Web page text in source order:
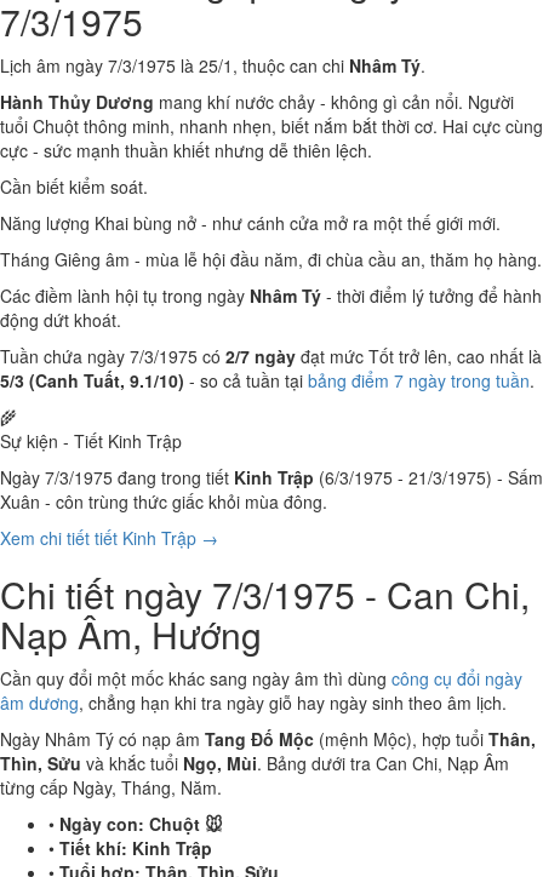
7/3/1975
Lịch âm ngày 7/3/1975 là 25/1, thuộc can chi Nhâm Tý.
Hành Thủy Dương mang khí nước chảy - không gì cản nổi. Người
tuổi Chuột thông minh, nhanh nhẹn, biết nắm bắt thời cơ. Hai cực cùng
cực - sức mạnh thuần khiết nhưng dễ thiên lệch.
Cần biết kiểm soát.
Năng lượng Khai bùng nở - như cánh cửa mở ra một thế giới mới.
Tháng Giêng âm - mùa lễ hội đầu năm, đi chùa cầu an, thăm họ hàng.
Các điềm lành hội tụ trong ngày Nhâm Tý - thời điểm lý tưởng để hành
động dứt khoát.
Tuần chứa ngày 7/3/1975 có 2/7 ngày đạt mức Tốt trở lên, cao nhất là
5/3 (Canh Tuất, 9.1/10) - so cả tuần tại bảng điểm 7 ngày trong tuần.
🌾
Sự kiện - Tiết Kinh Trập
Ngày 7/3/1975 đang trong tiết Kinh Trập (6/3/1975 - 21/3/1975) - Sấm
Xuân - côn trùng thức giấc khỏi mùa đông.
Xem chi tiết tiết Kinh Trập →
Chi tiết ngày 7/3/1975 - Can Chi,
Nạp Âm, Hướng
Cần quy đổi một mốc khác sang ngày âm thì dùng công cụ đổi ngày
âm dương, chẳng hạn khi tra ngày giỗ hay ngày sinh theo âm lịch.
Ngày Nhâm Tý có nạp âm Tang Đố Mộc (mệnh Mộc), hợp tuổi Thân,
Thìn, Sửu và khắc tuổi Ngọ, Mùi. Bảng dưới tra Can Chi, Nạp Âm
từng cấp Ngày, Tháng, Năm.
• Ngày con: Chuột 🐭
• Tiết khí: Kinh Trập
• Tuổi hợp: Thân, Thìn, Sửu